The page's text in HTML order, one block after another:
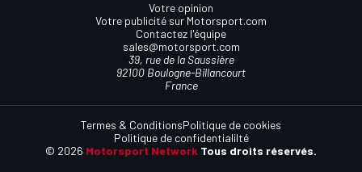
Votre opinion
Votre publicité sur Motorsport.com
Contactez l'équipe
sales@motorsport.com
39, rue de la Saussière
92100 Boulogne-Billancourt
France
© 2026 Motorsport Network Tous droits réservés.
Termes & ConditionsPolitique de cookies
Politique de confidentialilté